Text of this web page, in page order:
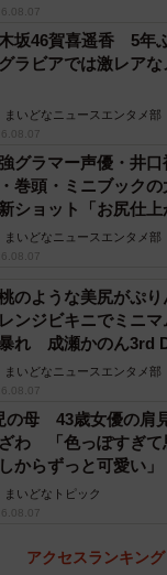
坂46賀喜遥香 5年
ラビアでは激レア
まいどなニュースエンタメ部
グラマー声優・井
巻頭・ミニブック
ショット「お尻仕
ます」「いくつにな
」
まいどなニュースエンタメ部
のような美尻がぷ
ンジビキニでミニ
れ 成瀬かのん3rd
まいどなニュースエンタメ部
の母 43歳女優の肩
わ 「色っぽすぎて
からずっと可愛い」
まいどなトピック
アクセスランキング